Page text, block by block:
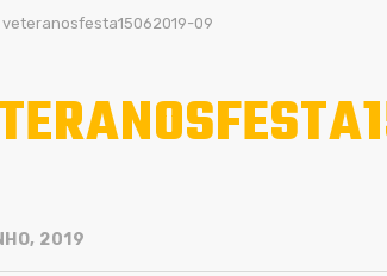
veteranosfesta15062019-09
2019